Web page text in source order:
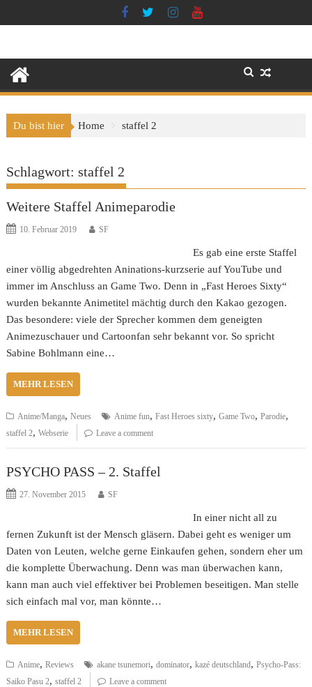
to
Du bist hier Home staffel 2
Schlagwort:staffel 2
Weitere Staffel Animeparodie
10. Februar 2019 SF
Es gab eine erste Staffel
einer völlig abgedrehten Aninations-kurzserie auf YouTube und
immer im Anschluss an Game Two. Denn in „Fast Heroes Sixty“
wurden bekannte Animetitel mächtig durch den Kakao gezogen.
Das besondere: viele der Sprecher kommen dem geneigten
Animezuschauer und Cartoonfan sehr bekannt vor. So spricht
Sabine Bohlmann eine…
MEHR LESEN
Anime/Manga,Neues Anime fun,Fast Heroes sixty,Game Two,Parodie,
staffel 2,Webserie Leave a comment
PSYCHO PASS – 2. Staffel
27. November 2015 SF
In einer nicht all zu
fernen Zukunft ist der Mensch gläsern. Dabei geht es weniger um
Daten von Leuten, welche gerne Einkaufen gehen, sondern eher um
die komplette Überwachung. Denn was man überwachen kann,
kann man auch viel effektiver bei Problemen beseitigen. Man stelle
sich einfach mal vor, man könnte…
MEHR LESEN
Anime,Reviews akane tsunemori,dominator,kazé deutschland,Psycho-Pass:
Saiko Pasu 2,staffel 2 Leave a comment